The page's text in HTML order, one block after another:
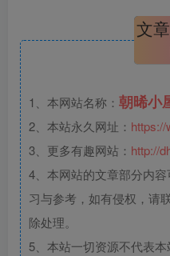
文
1、本网站名称： 朝晞小
2、本站永久网址：
3、更多有趣网站： http://
4、本网站的文章部分内
习与参考，如有侵权，请
除处理。
5、本站一切资源不代表